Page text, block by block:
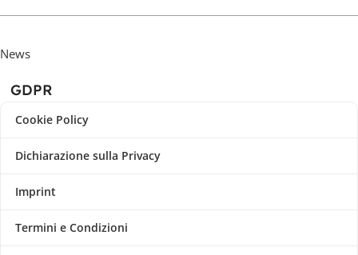
News
GDPR
Cookie Policy
Dichiarazione sulla Privacy
Imprint
Termini e Condizioni